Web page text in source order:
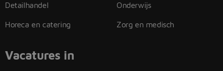
Detailhandel
Horeca en catering
Onderwijs
Zorg en medisch
Vacatures in